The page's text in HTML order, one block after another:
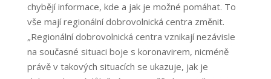
chybějí informace, kde a jak je možné pomáhat. To
vše mají regionální dobrovolnická centra změnit.
„Regionální dobrovolnická centra vznikají nezávisle
na současné situaci boje s koronavirem, nicméně
právě v takových situacích se ukazuje, jak je